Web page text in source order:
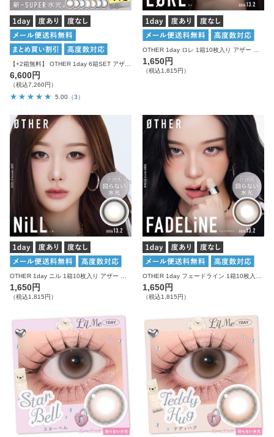
6,600円
（税込7,260円）
5.00 （3）
1,650円
（税込1,815円）
1,650円
（税込1,815円）
1,650円
（税込1,815円）